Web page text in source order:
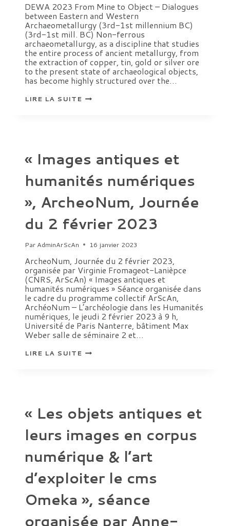
DEWA 2023 From Mine to Object – Dialogues
between Eastern and Western
Archaeometallurgy (3rd-1st millennium BC)
(3rd-1st mill. BC) Non-ferrous
archaeometallurgy, as a discipline that studies
the entire process of ancient metallurgy, from
the extraction of copper, tin, gold or silver ore
to the present state of archaeological objects,
has become highly structured over the…
LIRE LA SUITEDEWA
2023
BETWEEN
EASTERN
WESTERN
ARCHAEOMETALLURGY
1ST
MILLENNIUM
(3RD-
1ST
« Images antiques et
humanités numériques
», ArcheoNum, Journée
du 2 février 2023
Par AdminArScAn 16 janvier 2023
ArcheoNum, Journée du 2 février 2023,
organisée par Virginie Fromageot-Lanièpce
(CNRS, ArScAn) « Images antiques et
humanités numériques » Séance organisée dans
le cadre du programme collectif ArScAn,
ArchéoNum – L’archéologie dans les Humanités
numériques, le jeudi 2 février 2023 à 9 h,
Université de Paris Nanterre, bâtiment Max
Weber salle de séminaire 2 et…
LIRE LA SUITE«
IMAGES
JOURNÉE
DU
2023
« Les objets antiques et
leurs images en corpus
numérique & l’art
d’exploiter le cms
Omeka », séance
organisée par Anne-